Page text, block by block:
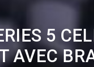
5
AVEC